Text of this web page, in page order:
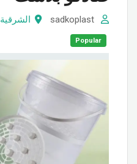
الشرقية
Popular